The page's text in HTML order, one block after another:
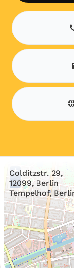
+
−
Colditzstr. 29,
12099, Berlin
Tempelhof,